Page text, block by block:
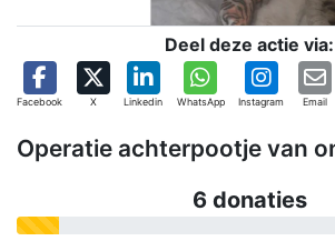
Deel deze actie via:
Facebook X Linkedin WhatsApp Instagram Email
Operatie achterpootje van
6 donaties